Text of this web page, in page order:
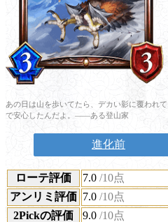
あの日は山を歩いてたら、デカい影に覆われ
で安心したんだよ。――ある登山家
進化前
ローテ評価 7.0 /10点
アンリミ評価 7.0 /10点
2Pickの評価
9.0 /10点